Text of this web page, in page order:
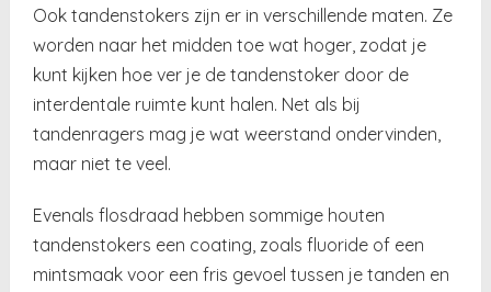
Ook tandenstokers zijn er in verschillende maten. Ze
worden naar het midden toe wat hoger, zodat je
kunt kijken hoe ver je de tandenstoker door de
interdentale ruimte kunt halen. Net als bij
tandenragers mag je wat weerstand ondervinden,
maar niet te veel.
Evenals flosdraad hebben sommige houten
tandenstokers een coating, zoals fluoride of een
mintsmaak voor een fris gevoel tussen je tanden en